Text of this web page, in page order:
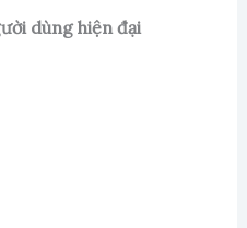
dùng hiện đại